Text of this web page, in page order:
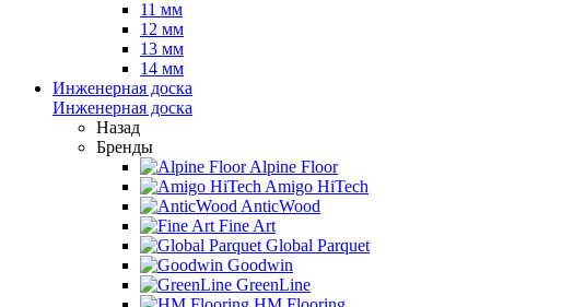
11 мм
12 мм
13 мм
14 мм
Инженерная доска
Инженерная доска
Назад
Бренды
Alpine Floor
Amigo HiTech
AnticWood
Fine Art
Global Parquet
Goodwin
GreenLine